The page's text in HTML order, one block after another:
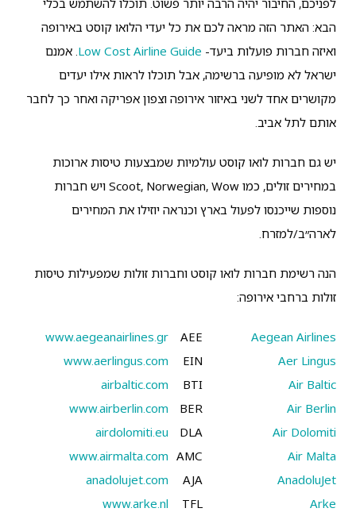
לפניכם, החיבור יהיה הרבה יותר פשוט. תוכלו להשתמש בכלי
הבא: האתר הזה מראה לכם את כל יעדי הלואו קוסט באירופה
ואיזה חברות פועלות ביעד- Low Cost Airline Guide. אמנם
ישראל לא מופיעה ברשימה, אבל תוכלו לראות אילו יעדים
מקושרים אחד לשני באיזור אירופה וצפון אפריקה ואחר כך לחבר
אותם לתל אביב.
יש גם חברות לואו קוסט עולמיות שמבצעות טיסות ארוכות
במחירים זולים, כמו Scoot, Norwegian, Wow ויש חברות
נוספות שייכנסו לפעול בארץ וכנראה יוזילו את המחירים
לארה״ב/למזרח.
הנה רשימת חברות לואו קוסט וחברות זולות שמפעילות טיסות
זולות ברחבי אירופה:
Aegean Airlines
AEE
www.aegeanairlines.gr
Aer Lingus
EIN
www.aerlingus.com
Air Baltic
BTI
airbaltic.com
Air Berlin
BER
www.airberlin.com
Air Dolomiti
DLA
airdolomiti.eu
Air Malta
AMC
www.airmalta.com
AnadoluJet
AJA
anadolujet.com
Arke
TFL
www.arke.nl